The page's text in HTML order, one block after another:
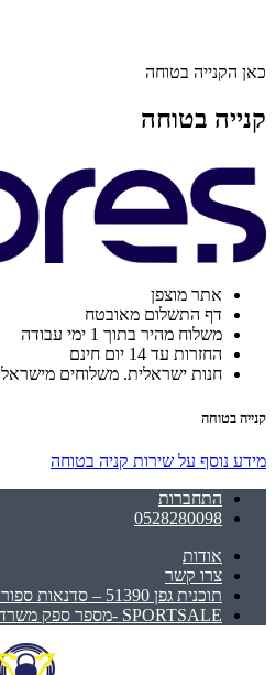
כאן הקנייה בטוחה
קנייה בטוחה
אתר מוצפן
דף התשלום מאובטח
משלוח מהיר בתוך 1 ימי עבודה
החזרות עד 14 יום חינם
חנות ישראלית. משלוחים מישראל
קנייה בטוחה
מידע נוסף על שירות קניה בטוחה
התחברות
0528280098
אודות
צרו קשר
תוכנית גפן 51390 – סדנאות ספורטיביות, חינוך גופני ועבודת צוות
SPORTSALE -מספר ספק משרד הביטחון 0011041678